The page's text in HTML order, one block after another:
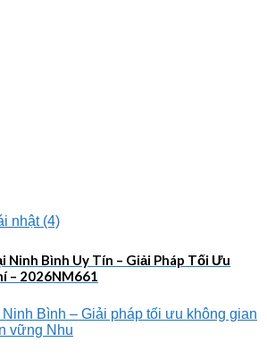
Ninh Bình Uy Tín – Giải Pháp Tối Ưu
– 2026NM661
Bình – Giải pháp tối ưu không gian
vững Nhu